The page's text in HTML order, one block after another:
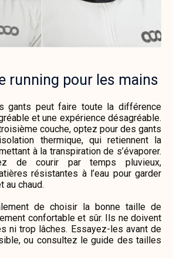
running pour les mains
gants peut faire toute la différence
et une expérience désagréable.
couche, optez pour des gants
thermique, qui retiennent la
à la transpiration de s’évaporer.
de courir par temps pluvieux,
résistantes à l’eau pour garder
au chaud.
de choisir la bonne taille de
confortable et sûr. Ils ne doivent
ni trop lâches. Essayez-les avant de
ou consultez le guide des tailles